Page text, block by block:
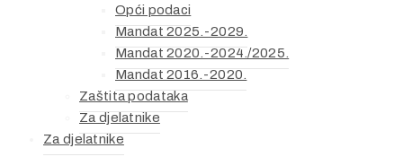
Opći podaci
Mandat 2025.-2029.
Mandat 2020.-2024./2025.
Mandat 2016.-2020.
Zaštita podataka
Za djelatnike
Za djelatnike